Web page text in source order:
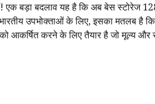
बड़ा बदलाव यह है कि अब बेस स्टोरेज
उपभोक्ताओं के लिए, इसका मतलब है
को आकर्षित करने के लिए तैयार है जो मूल्य